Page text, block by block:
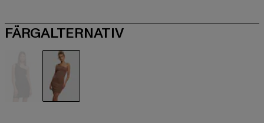
FÄRGALTERNATIV